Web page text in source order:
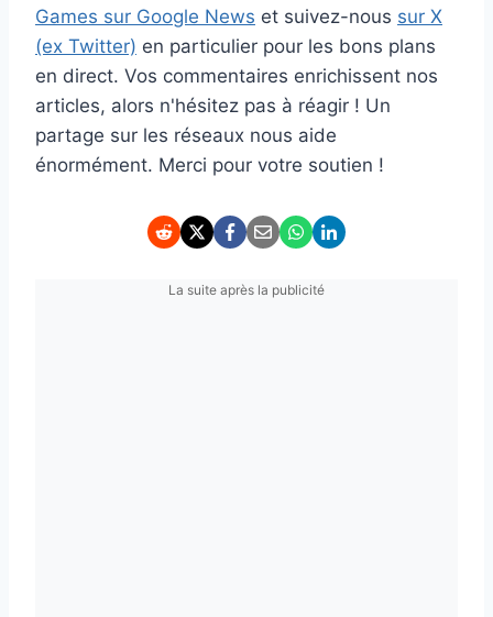
Games sur Google News et suivez-nous sur X
(ex Twitter) en particulier pour les bons plans
en direct. Vos commentaires enrichissent nos
articles, alors n'hésitez pas à réagir ! Un
partage sur les réseaux nous aide
énormément. Merci pour votre soutien !
La suite après la publicité